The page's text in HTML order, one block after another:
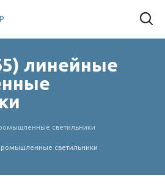
линейные
светильники
светильники